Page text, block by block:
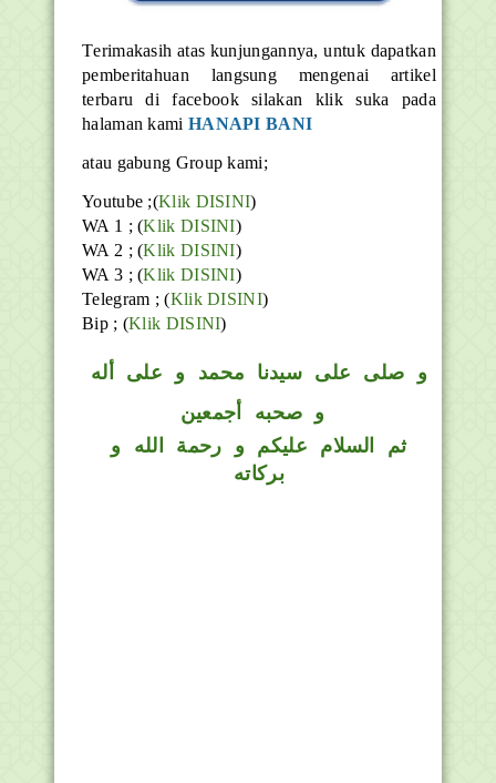
Terimakasih atas kunjungannya, untuk dapatkan
pemberitahuan langsung mengenai artikel
terbaru di facebook silakan klik suka pada
halaman kami HANAPI BANI
atau gabung Group kami;
Youtube ;(Klik DISINI)
WA 1 ; (Klik DISINI)
WA 2 ; (Klik DISINI)
WA 3 ; (Klik DISINI)
Telegram ;(Klik DISINI)
Bip ; (Klik DISINI)
و صلى على سيدنا محمد و على أله
و صحبه أجمعين
ثم السلام عليكم و رحمة الله و
بركاته